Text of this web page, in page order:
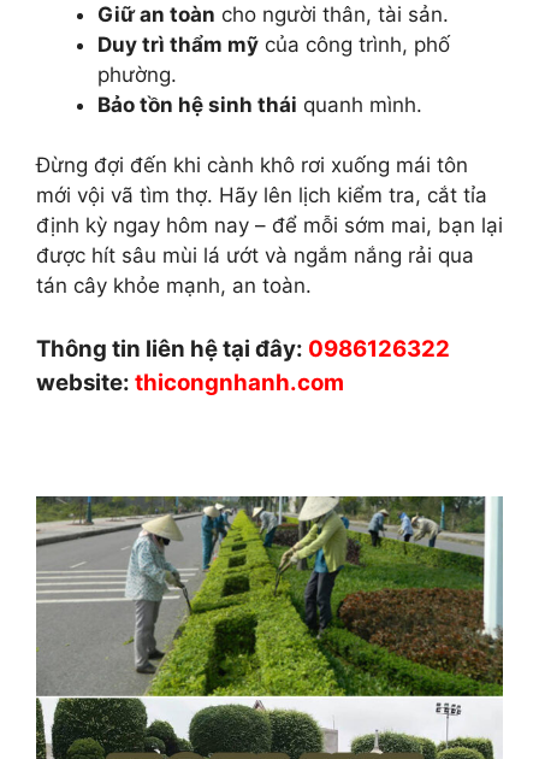
Giữ an toàn cho người thân, tài sản.
Duy trì thẩm mỹ của công trình, phố
phường.
Bảo tồn hệ sinh thái quanh mình.
Đừng đợi đến khi cành khô rơi xuống mái tôn
mới vội vã tìm thợ. Hãy lên lịch kiểm tra, cắt tỉa
định kỳ ngay hôm nay – để mỗi sớm mai, bạn lại
được hít sâu mùi lá ướt và ngắm nắng rải qua
tán cây khỏe mạnh, an toàn.
Thông tin liên hệ tại đây: 0986126322
website: thicongnhanh.com